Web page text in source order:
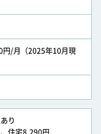
円/月（2025年10月現
り
住宅8,290円